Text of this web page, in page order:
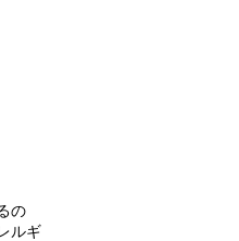
の
ルギ